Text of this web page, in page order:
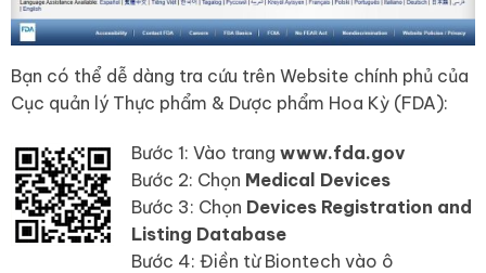
Bạn có thể dễ dàng tra cứu trên Website chính phủ của
Cục quản lý Thực phẩm & Dược phẩm Hoa Kỳ (FDA):
Bước 1: Vào trang www.fda.gov
Bước 2: Chọn Medical Devices
Bước 3: Chọn Devices Registration and
Listing Database
Bước 4: Điền từ Biontech vào ô